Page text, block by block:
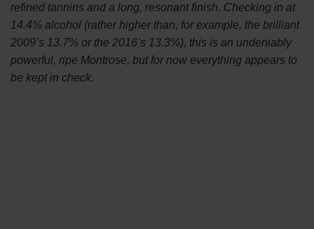
refined tannins and a long, resonant finish. Checking in at
14.4% alcohol (rather higher than, for example, the brilliant
2009’s 13.7% or the 2016’s 13.3%), this is an undeniably
powerful, ripe Montrose, but for now everything appears to
be kept in check.